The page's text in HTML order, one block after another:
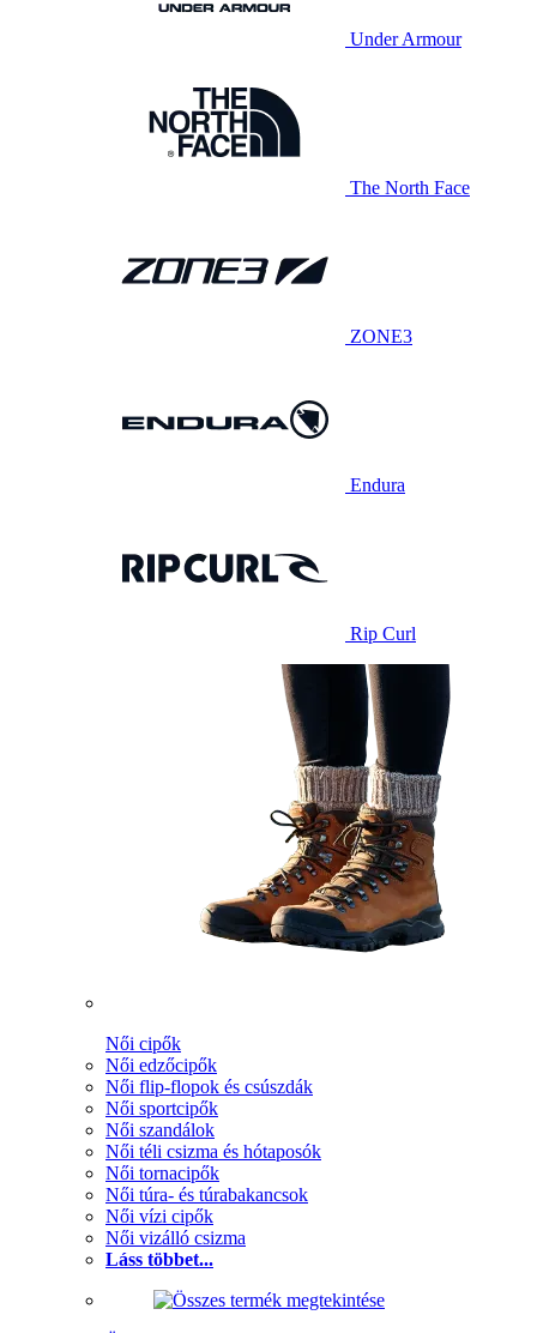
Under Armour
The North Face
ZONE3
Endura
Rip Curl
Női cipők
Női edzőcipők
Női flip-flopok és csúszdák
Női sportcipők
Női szandálok
Női téli csizma és hótaposók
Női tornacipők
Női túra- és túrabakancsok
Női vízi cipők
Női vizálló csizma
Láss többet...